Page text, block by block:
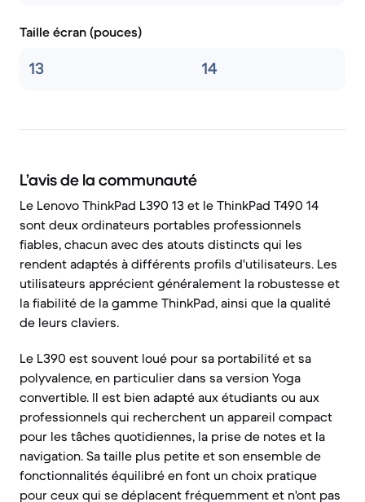
Taille écran (pouces)
13 14
L’avis de la communauté
Le Lenovo ThinkPad L390 13 et le ThinkPad T490 14
sont deux ordinateurs portables professionnels
fiables, chacun avec des atouts distincts qui les
rendent adaptés à différents profils d'utilisateurs. Les
utilisateurs apprécient généralement la robustesse et
la fiabilité de la gamme ThinkPad, ainsi que la qualité
de leurs claviers.
Le L390 est souvent loué pour sa portabilité et sa
polyvalence, en particulier dans sa version Yoga
convertible. Il est bien adapté aux étudiants ou aux
professionnels qui recherchent un appareil compact
pour les tâches quotidiennes, la prise de notes et la
navigation. Sa taille plus petite et son ensemble de
fonctionnalités équilibré en font un choix pratique
pour ceux qui se déplacent fréquemment et n'ont pas